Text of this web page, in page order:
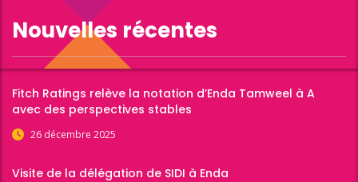
Nouvelles récentes
Fitch Ratings relève la notation d’Enda Tamweel à A
avec des perspectives stables
26 décembre 2025
Visite de la délégation de SIDI à Enda